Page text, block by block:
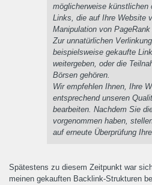
möglicherweise künstlichen
Links, die auf Ihre Website
Manipulation von
Zur unnatürlichen
beispielsweise gekaufte
weitergeben, oder die
Börsen gehören.
Wir empfehlen Ihnen, Ihre
entsprechend unseren
bearbeiten. Nachdem Sie
vorgenommen haben,
auf erneute Überprüfung
Spätestens zu diesem Zeitpunkt war
meinen gekauften Backlink-Strukturen